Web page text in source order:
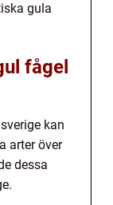
gula
fågel
kan
arter över
dessa